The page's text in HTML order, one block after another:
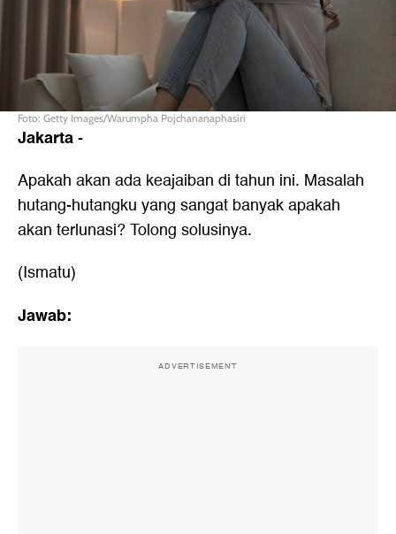
Foto: Getty Images/Warumpha Pojchananaphasiri
Jakarta-
Apakah akan ada keajaiban di tahun ini. Masalah
hutang-hutangku yang sangat banyak apakah
akan terlunasi? Tolong solusinya.
(Ismatu)
Jawab:
ADVERTISEMENT